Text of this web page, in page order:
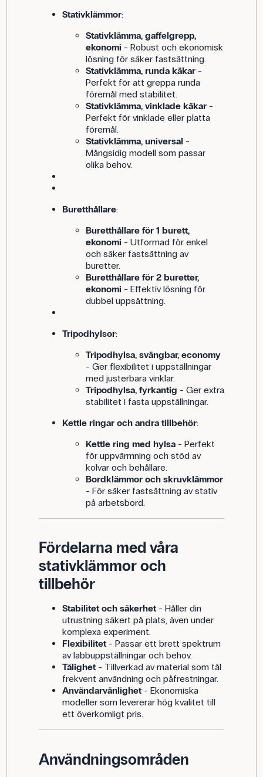
Stativklämmor:
Stativklämma, gaffelgrepp,
ekonomi - Robust och ekonomisk
lösning för säker fastsättning.
Stativklämma, runda käkar-
Perfekt för att greppa runda
föremål med stabilitet.
Stativklämma, vinklade käkar-
Perfekt för vinklade eller platta
föremål.
Stativklämma, universal -
Mångsidig modell som passar
olika behov.
Buretthållare:
Buretthållare för 1 burett,
ekonomi - Utformad för enkel
och säker fastsättning av
buretter.
Buretthållare för 2 buretter,
ekonomi - Effektiv lösning för
dubbel uppsättning.
Tripodhylsor:
Tripodhylsa, svängbar, economy
- Ger flexibilitet i uppställningar
med justerbara vinklar.
Tripodhylsa, fyrkantig - Ger extra
stabilitet i fasta uppställningar.
Kettle ringar och andra tillbehör:
Kettle ring med hylsa- Perfekt
för uppvärmning och stöd av
kolvar och behållare.
Bordklämmor och skruvklämmor
- För säker fastsättning av stativ
på arbetsbord.
Fördelarna med våra
stativklämmor och
tillbehör
Stabilitet och säkerhet- Håller din
utrustning säkert på plats, även under
komplexa experiment.
Flexibilitet- Passar ett brett spektrum
av labbuppställningar och behov.
Tålighet- Tillverkad av material som tål
frekvent användning och påfrestningar.
Användarvänlighet- Ekonomiska
modeller som levererar hög kvalitet till
ett överkomligt pris.
Användningsområden